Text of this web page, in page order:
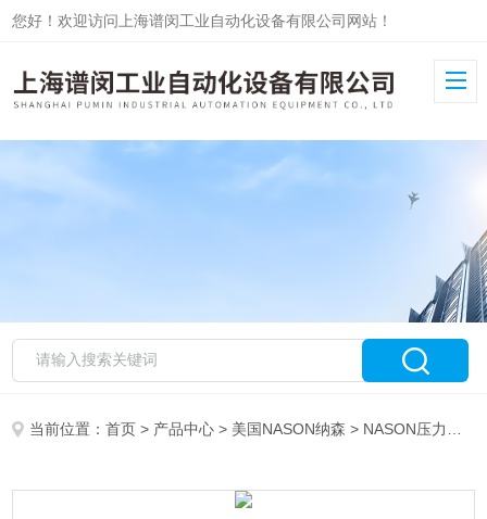
您好！欢迎访问上海谱闵工业自动化设备有限公司网站！
当前位置：首页 > 产品中心 > 美国NASON纳森 > NASON压力开关